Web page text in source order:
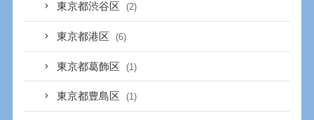
東京都渋谷区 (2)
東京都港区 (6)
東京都葛飾区 (1)
東京都豊島区 (1)